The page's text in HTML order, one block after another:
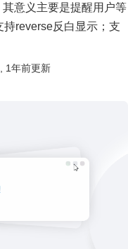
意义主要是提醒用户等
reverse反白显示；支
1年前更新